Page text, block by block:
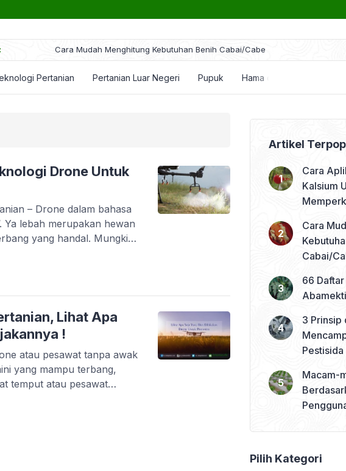
Cara Mudah Menghitung Kebutuhan Benih Cabai/Cabe
Pertanian Pertanian Luar Negeri Pupuk Hama dan Penyakit
Drone Untuk
– Drone dalam bahasa
Ya lebah merupakan hewan
yang handal. Mungkin
nama drone untuk
drone adalah UAV, atau
berarti pesawat tanpa
dari jarak jauh.
Lihat Apa
!
atau pesawat tanpa awak
yang mampu terbang,
temput atau pesawat
helikopter. Cara
mainan anak-anak jenis
bisa dikendalikan dari jarak
Artikel
Cara
Kalsium
Cara
Cabai/
66
3 Prinsip
Macam-
Pilih Kategori